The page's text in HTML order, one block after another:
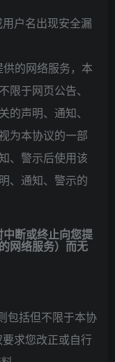
用户名出现安全漏
的网络服务，本
限于网页公告、
的声明、通知、
为本协议的一部
、警示后使用该
、通知、警示的
断或终止向您提
网络服务）而无
包括但不限于本协
求您改正或自行